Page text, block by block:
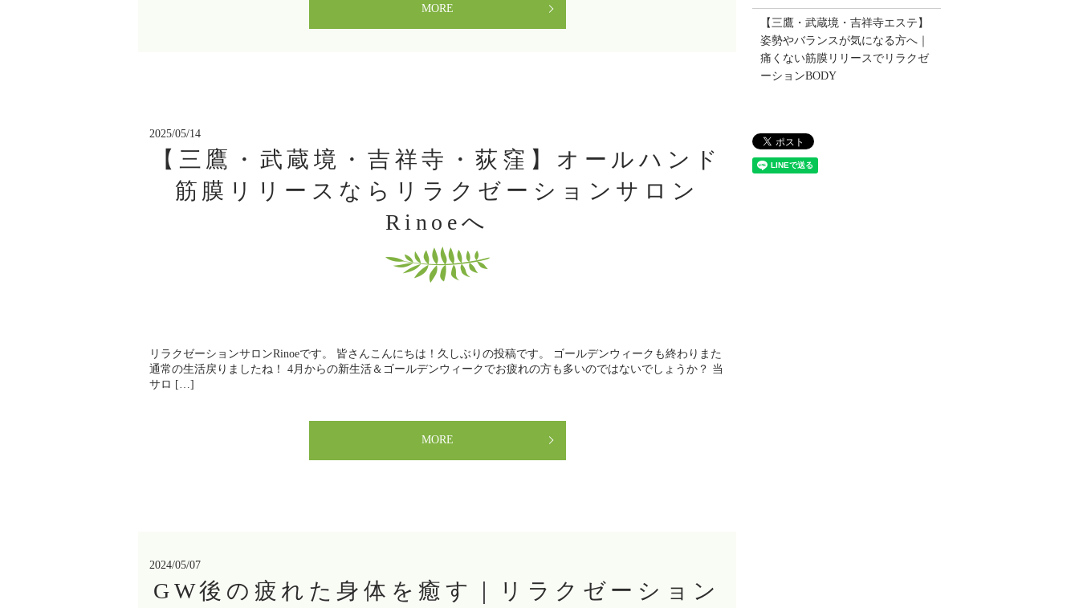
MORE
2025/05/14
【三鷹・武蔵境・吉祥寺・荻窪】オールハンド
筋膜リリースならリラクゼーションサロン
Rinoeへ
リラクゼーションサロンRinoeです。 皆さんこんにちは！久しぶりの投稿です。 ゴールデンウィークも終わりまた
通常の生活戻りましたね！ 4月からの新生活＆ゴールデンウィークでお疲れの方も多いのではないでしょうか？ 当
サロ […]
MORE
2024/05/07
GW後の疲れた身体を癒す｜リラクゼーション
【三鷹・武蔵境・吉祥寺エステ】
姿勢やバランスが気になる方へ｜
痛くない筋膜リリースでリラクゼ
ーションBODY